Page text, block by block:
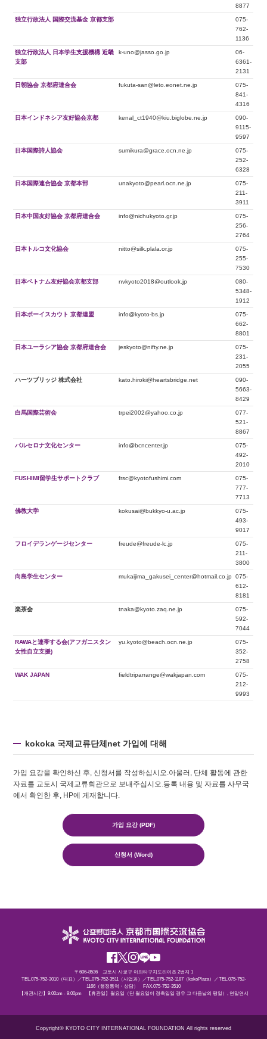
8877
独立行政法人 国際交流基金 京都支部
075-
762-
1136
独立行政法人 日本学生支援機構 近畿
支部
k-uno@jasso.go.jp
06-
6361-
2131
日朝協会 京都府連合会 fukuta-san@leto.eonet.ne.jp
075-
841-
4316
日本インドネシア友好協会京都 kenal_ct1940@kiu.biglobe.ne.jp
090-
9115-
9597
日本国際詩人協会 sumikura@grace.ocn.ne.jp
075-
252-
6328
日本国際連合協会 京都本部 unakyoto@pearl.ocn.ne.jp
075-
211-
3911
日本中国友好協会 京都府連合会 info@nichukyoto.gr.jp
075-
256-
2764
日本トルコ文化協会 nitto@silk.plala.or.jp
075-
255-
7530
日本ベトナム友好協会京都支部 nvkyoto2018@outlook.jp
080-
5348-
1912
日本ボーイスカウト 京都連盟 info@kyoto-bs.jp
075-
662-
8801
日本ユーラシア協会 京都府連合会 jeskyoto@nifty.ne.jp
075-
231-
2055
ハーツブリッジ 株式会社 kato.hiroki@heartsbridge.net
090-
5663-
8429
白馬国際芸術会 trpei2002@yahoo.co.jp
077-
521-
8867
バルセロナ文化センター info@bcncenter.jp
075-
492-
2010
FUSHIMI留学生サポートクラブ frsc@kyotofushimi.com
075-
777-
7713
佛教大学 kokusai@bukkyo-u.ac.jp
075-
493-
9017
フロイデランゲージセンター freude@freude-lc.jp
075-
211-
3800
向島学生センター mukaijima_gakusei_center@hotmail.co.jp
075-
612-
8181
楽茶会 tnaka@kyoto.zaq.ne.jp
075-
592-
7044
RAWAと連帯する会(アフガニスタン
女性自立支援)
yu.kyoto@beach.ocn.ne.jp
075-
352-
2758
WAK JAPAN fieldtriparrange@wakjapan.com
075-
212-
9993
kokoka 국제교류단체net 가입에 대해
가입 요강을 확인하신 후, 신청서를 작성하십시오.아울러, 단체 활동에 관한
자료를 교토시 국제교류회관으로 보내주십시오.등록 내용 및 자료를 사무국
에서 확인한 후, HP에 게재합니다.
가입 요강 (PDF)
신청서 (Word)
〒606-8536 교토시 사쿄구 아와타구치도리이초 2번지 1
TEL.075-752-3010（대표）／TEL.075-752-3511（사업과）／TEL.075-752-1187（kokoPlaza）／TEL.075-752-
1166（행정통역・상담） FAX.075-752-3510
【개관시간】9:00am - 9:00pm 【휴관일】월요일（단 월요일이 경축일일 경우 그 다음날의 평일）, 연말연시
Copyright© KYOTO CITY INTERNATIONAL FOUNDATION All rights reserved